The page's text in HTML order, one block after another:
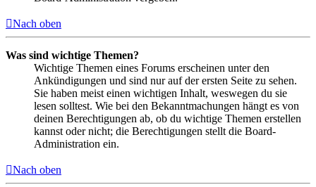
Nach oben
Was sind wichtige Themen?
Wichtige Themen eines Forums erscheinen unter den
Ankündigungen und sind nur auf der ersten Seite zu sehen.
Sie haben meist einen wichtigen Inhalt, weswegen du sie
lesen solltest. Wie bei den Bekanntmachungen hängt es von
deinen Berechtigungen ab, ob du wichtige Themen erstellen
kannst oder nicht; die Berechtigungen stellt die Board-
Administration ein.
Nach oben